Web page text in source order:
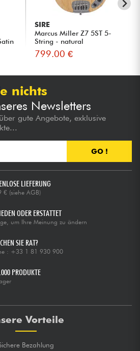
SIRE
Marcus Miller Z7 5ST 5-
String - natural
799.00 €
nichts
Newsletters
gute Angebote, exklusive
GO !
LIEFERUNG
€ (siehe AGB)
ODER ERSTATTET
um Ihre Meinung zu ändern
SIE RAT?
: +33 1 81 930 900
PRODUKTE
Vorteile
Bezahlung